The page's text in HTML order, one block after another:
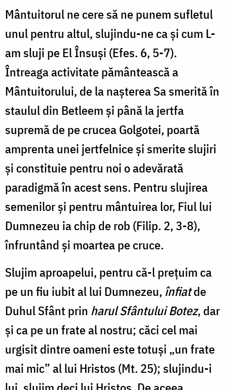
Mântuitorul ne cere să ne punem sufletul
unul pentru altul, slujindu-ne ca și cum L-
am sluji pe El Însuși (Efes. 6, 5-7).
Întreaga activitate pământească a
Mântuitorului, de la nașterea Sa smerită în
staulul din Betleem și până la jertfa
supremă de pe crucea Golgotei, poartă
amprenta unei jertfelnice și smerite slujiri
și constituie pentru noi o adevărată
paradigmă în acest sens. Pentru slujirea
semenilor și pentru mântuirea lor, Fiul lui
Dumnezeu ia chip de rob (Filip. 2, 3-8),
înfruntând și moartea pe cruce.
Slujim aproapelui, pentru că-l prețuim ca
pe un fiu iubit al lui Dumnezeu, înfiatde
Duhul Sfânt prin harulSfântului Botez, dar
și ca pe un frate al nostru; căci cel mai
urgisit dintre oameni este totuși „un frate
mai mic” al lui Hristos (Mt. 25); slujindu-i